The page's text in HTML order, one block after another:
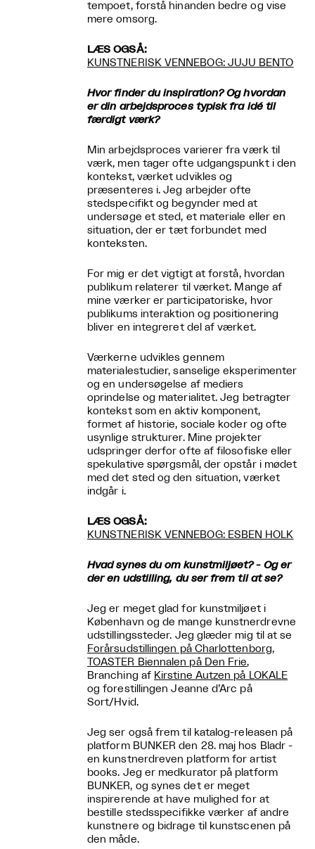
tempoet, forstå hinanden bedre og vise
mere omsorg.
LÆS OGSÅ:
KUNSTNERISK VENNEBOG: JUJU BENTO
Hvor finder du inspiration? Og hvordan
er din arbejdsproces typisk fra idé til
færdigt værk?
Min arbejdsproces varierer fra værk til
værk, men tager ofte udgangspunkt i den
kontekst, værket udvikles og
præsenteres i. Jeg arbejder ofte
stedspecifikt og begynder med at
undersøge et sted, et materiale eller en
situation, der er tæt forbundet med
konteksten.
For mig er det vigtigt at forstå, hvordan
publikum relaterer til værket. Mange af
mine værker er participatoriske, hvor
publikums interaktion og positionering
bliver en integreret del af værket.
Værkerne udvikles gennem
materialestudier, sanselige eksperimenter
og en undersøgelse af mediers
oprindelse og materialitet. Jeg betragter
kontekst som en aktiv komponent,
formet af historie, sociale koder og ofte
usynlige strukturer. Mine projekter
udspringer derfor ofte af filosofiske eller
spekulative spørgsmål, der opstår i mødet
med det sted og den situation, værket
indgår i.
LÆS OGSÅ:
KUNSTNERISK VENNEBOG: ESBEN HOLK
Hvad synes du om kunstmiljøet? - Og er
der en udstilling, du ser frem til at se?
Jeg er meget glad for kunstmiljøet i
København og de mange kunstnerdrevne
udstillingssteder. Jeg glæder mig til at se
Forårsudstillingen på Charlottenborg,
TOASTER Biennalen på Den Frie,
Branching af Kirstine Autzen på LOKALE
og forestillingen Jeanne d’Arc på
Sort/Hvid.
Jeg ser også frem til katalog-releasen på
platform BUNKER den 28. maj hos Bladr -
en kunstnerdreven platform for artist
books. Jeg er medkurator på platform
BUNKER, og synes det er meget
inspirerende at have mulighed for at
bestille stedsspecifikke værker af andre
kunstnere og bidrage til kunstscenen på
den måde.